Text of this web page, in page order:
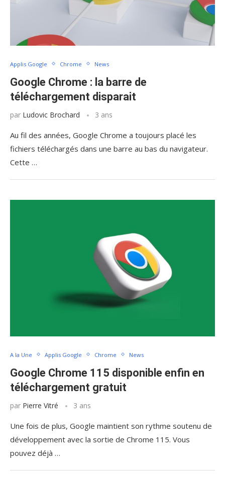
Applis Google Chrome News
Google Chrome : la barre de
téléchargement disparait
par Ludovic Brochard 3 ans
Au fil des années, Google Chrome a toujours placé les
fichiers téléchargés dans une barre au bas du navigateur.
Cette …
A la Une Applis Google Chrome News
Google Chrome 115 disponible enfin en
téléchargement gratuit
par Pierre Vitré 3 ans
Une fois de plus, Google maintient son rythme soutenu de
développement avec la sortie de Chrome 115. Vous
pouvez déjà …